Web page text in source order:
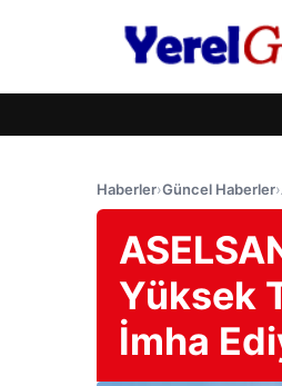
Haberler›Güncel Haberler›
Yüksek
İmha